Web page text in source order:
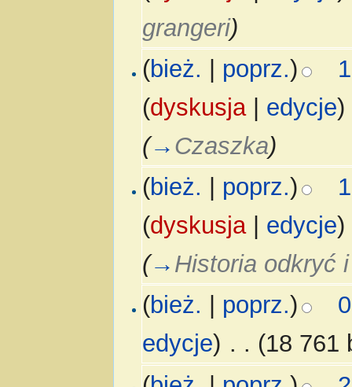
grangeri)
(bież. poprz.)
(dyskusja| edycje)
(→ Czaszka)
(bież. poprz.)
(dyskusja| edycje)
(→ Historia odkryć
(bież. poprz.)
edycje) . . (18 761